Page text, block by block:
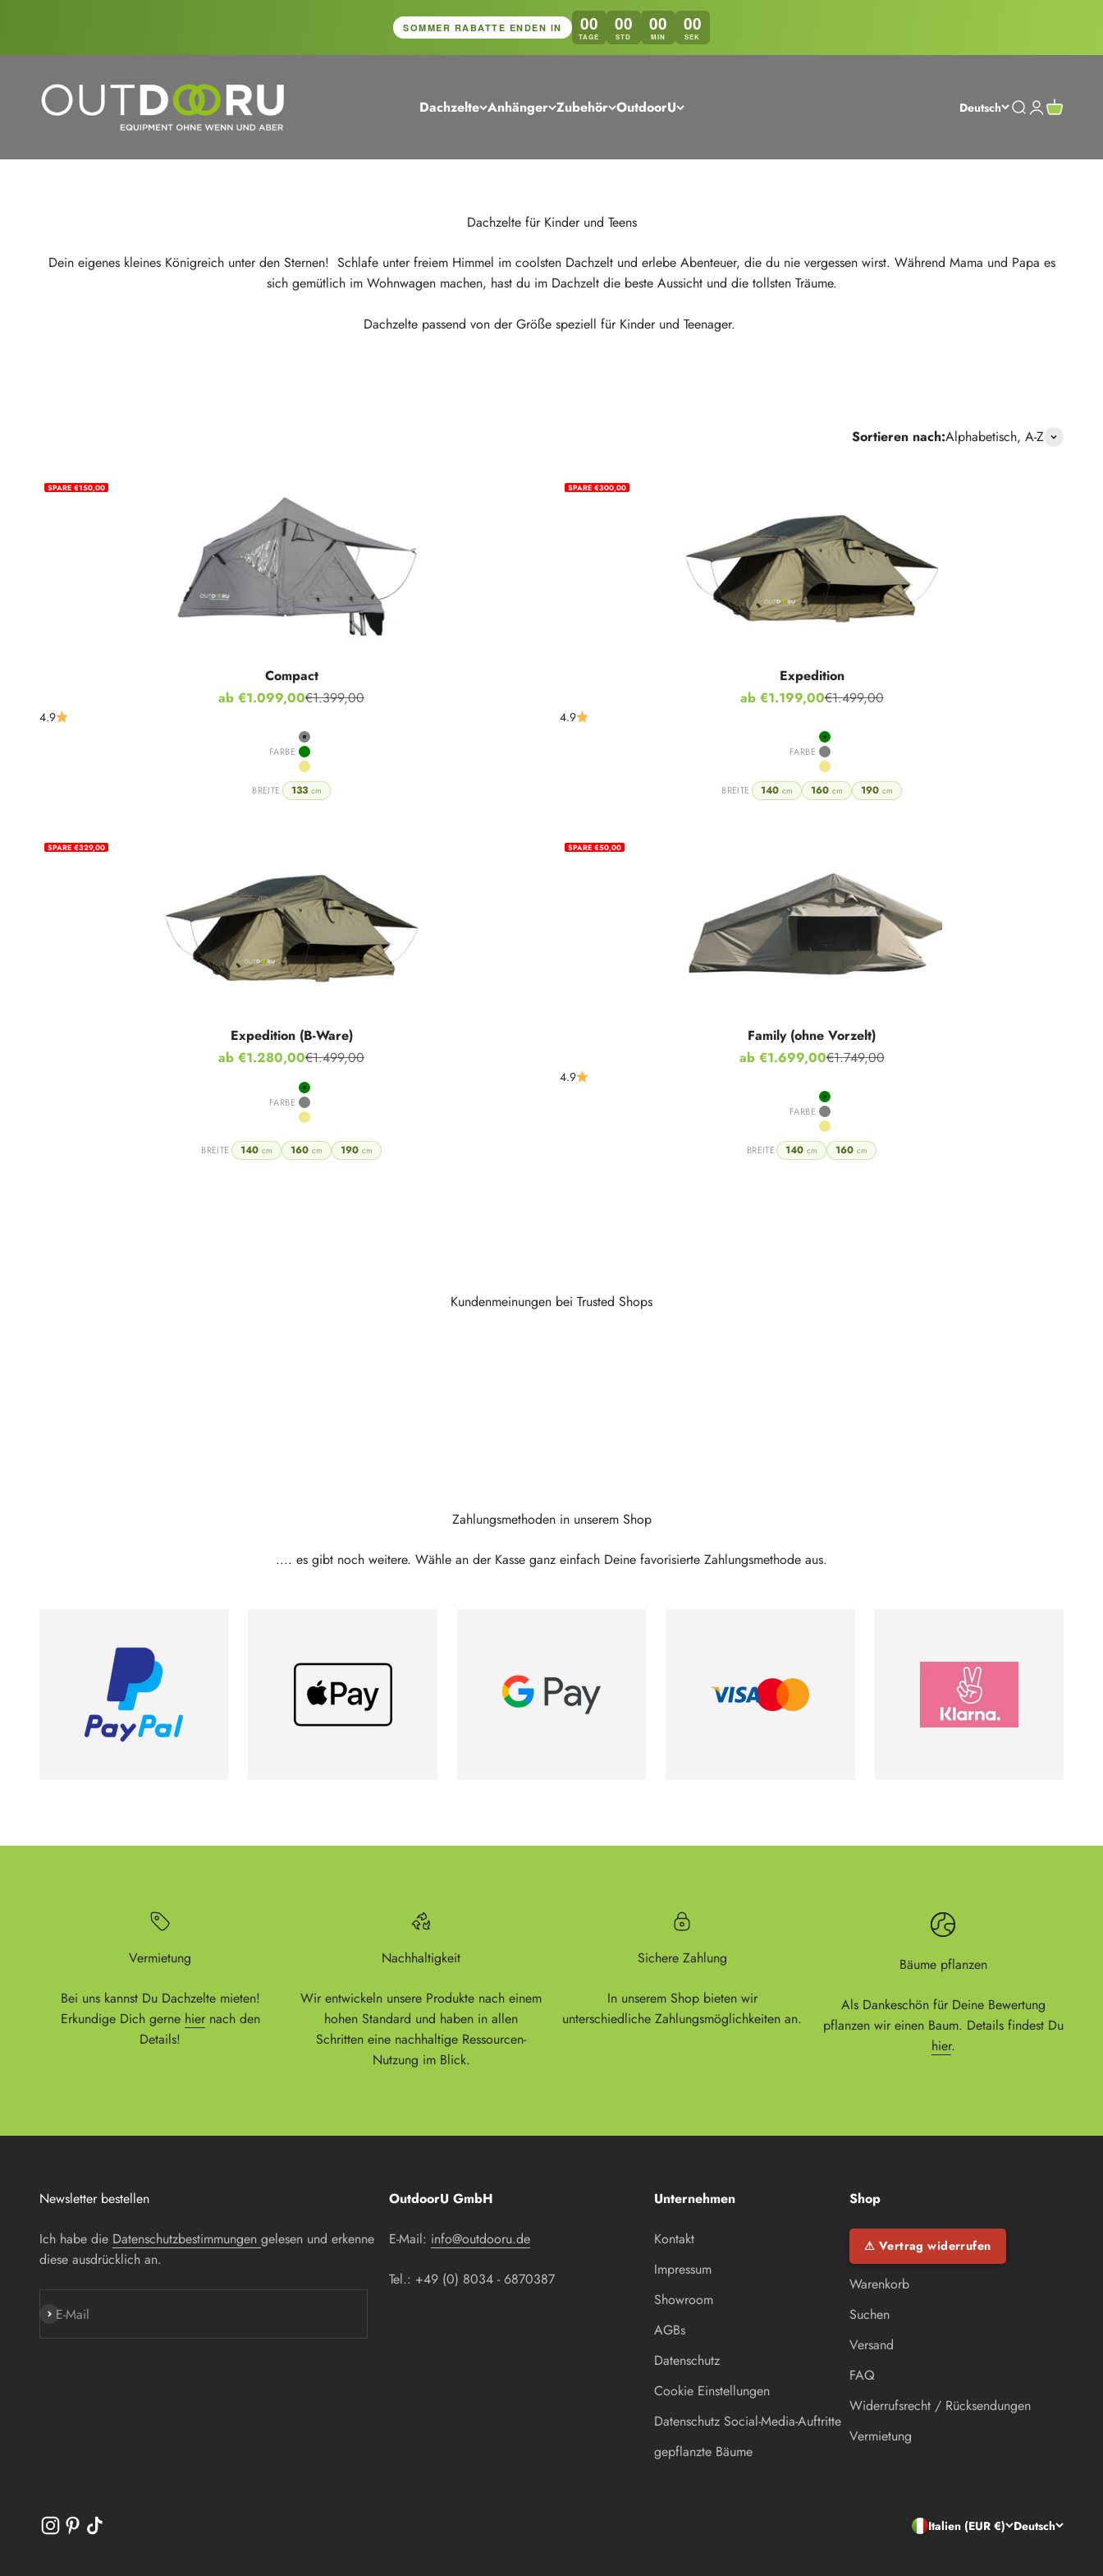
SOMMER RABATTE ENDEN IN 00
TAGE
00
STD
00
MIN
00
SEK
Dachzelte Anhänger Zubehör OutdoorU
OutdoorU GmbH
Deutsch Suche öffnen
Dachzelte für Kinder und Teens
Dein eigenes kleines Königreich unter den Sternen! Schlafe unter freiem Himmel im coolsten Dachzelt und erlebe Abenteuer, die du nie vergessen wirst. Während Mama und Papa es
sich gemütlich im Wohnwagen machen, hast du im Dachzelt die beste Aussicht und die tollsten Träume.
Dachzelte passend von der Größe speziell für Kinder und Teenager.
Sortieren nach:Alphabetisch, A-Z
SPARE €150,00
Compact
Angebot
ab €1.099,00Regulärer Preis
€1.399,00
4.9
FARBE Grey
Green
Khaki
BREITE 133 cm
SPARE €300,00
Expedition
Angebot
ab €1.199,00Regulärer Preis
€1.499,00
4.9
FARBE Green
Grey
Khaki
BREITE 140 cm 160 cm 190 cm
SPARE €329,00
Expedition (B-Ware)
Angebot
ab €1.280,00Regulärer Preis
€1.499,00
FARBE Green
Grey
Khaki
BREITE 140 cm 160 cm 190 cm
SPARE €50,00
Family (ohne Vorzelt)
Angebot
ab €1.699,00Regulärer Preis
€1.749,00
4.9
FARBE Green
Grey
Khaki
BREITE 140cm 160cm
Kundenmeinungen bei Trusted Shops
Zahlungsmethoden in unserem Shop
.... es gibt noch weitere. Wähle an der Kasse ganz einfach Deine favorisierte Zahlungsmethode aus.
Vermietung
Bei uns kannst Du Dachzelte mieten!
Erkundige Dich gerne hiernach den
Details!
Nachhaltigkeit
Wir entwickeln unsere Produkte nach einem
hohen Standard und haben in allen
Schritten eine nachhaltige Ressourcen-
Nutzung im Blick.
Sichere Zahlung
In unserem Shop bieten wir
unterschiedliche Zahlungsmöglichkeiten an.
Bäume pflanzen
Als Dankeschön für Deine Bewertung
pflanzen wir einen Baum. Details findest Du
hier.
Newsletter bestellen
Ich habe die Datenschutzbestimmungen gelesen und erkenne
diese ausdrücklich an.
E-Mail
Abonnieren
OutdoorU GmbH
E-Mail: info@outdooru.de
Tel.: +49 (0) 8034 - 6870387
Unternehmen
Kontakt
Impressum
Showroom
AGBs
Datenschutz
Cookie Einstellungen
Datenschutz Social-Media-Auftritte
gepflanzte Bäume
Shop
⚠ Vertrag widerrufen
Warenkorb
Suchen
Versand
FAQ
Widerrufsrecht / Rücksendungen
Vermietung
Italien (EUR €) Deutsch